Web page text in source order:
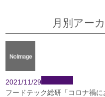
月別アー
2021/11/29
フードテック総研「コロナ禍